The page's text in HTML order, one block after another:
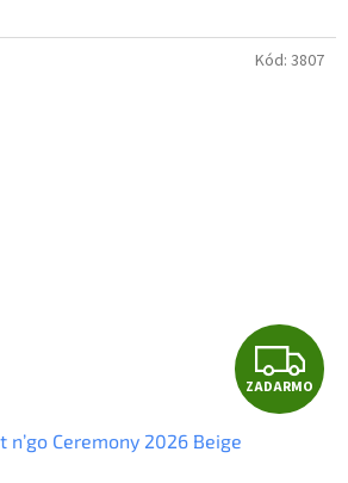
Z
A
ZADARMO
n’go Ceremony 2026 Beige
Kód: 3807